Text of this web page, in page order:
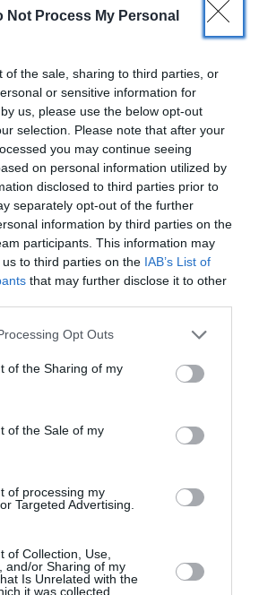
Not Process My Personal
of the sale, sharing to third parties, or
or sensitive information for
us, please use the below opt-out
selection. Please note that after your
you may continue seeing
on personal information utilized by
disclosed to third parties prior to
separately opt-out of the further
information by third parties on the
participants. This information may
to third parties on the IAB’s List of
that may further disclose it to other
Opt Outs
of the Sharing of my
of the Sale of my
of processing my
Targeted Advertising.
of Collection, Use,
and/or Sharing of my
Is Unrelated with the
it was collected.
absolūti traģiska personība.»
dēliņa zaudējums un pēdējā
dēļ jaunajam Dailes teātra
Jurim Žagaram
būs jālauž
Juris Žagars,mākslinieciskais
— Viesturs Kairišs